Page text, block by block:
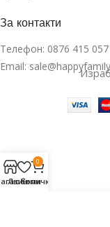
За контакти
Телефон: 0876 415 057
Email:
Любими
0
Количка